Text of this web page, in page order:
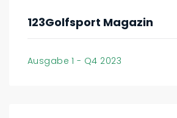
123Golfsport Magazin
Ausgabe 1 - Q4 2023